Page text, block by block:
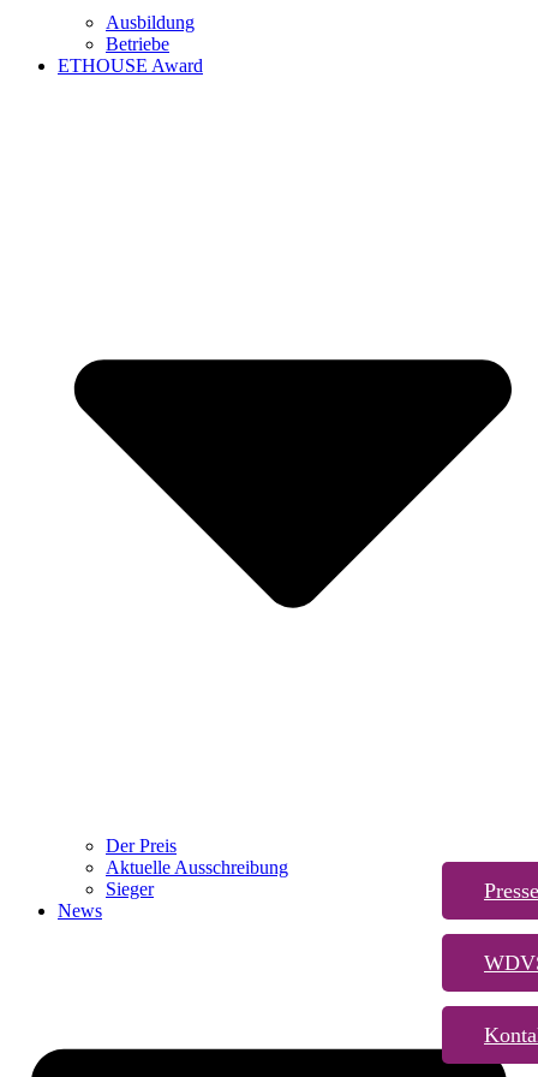
Ausbildung
Betriebe
ETHOUSE Award
Der Preis
Aktuelle Ausschreibung
Sieger
News
Presse